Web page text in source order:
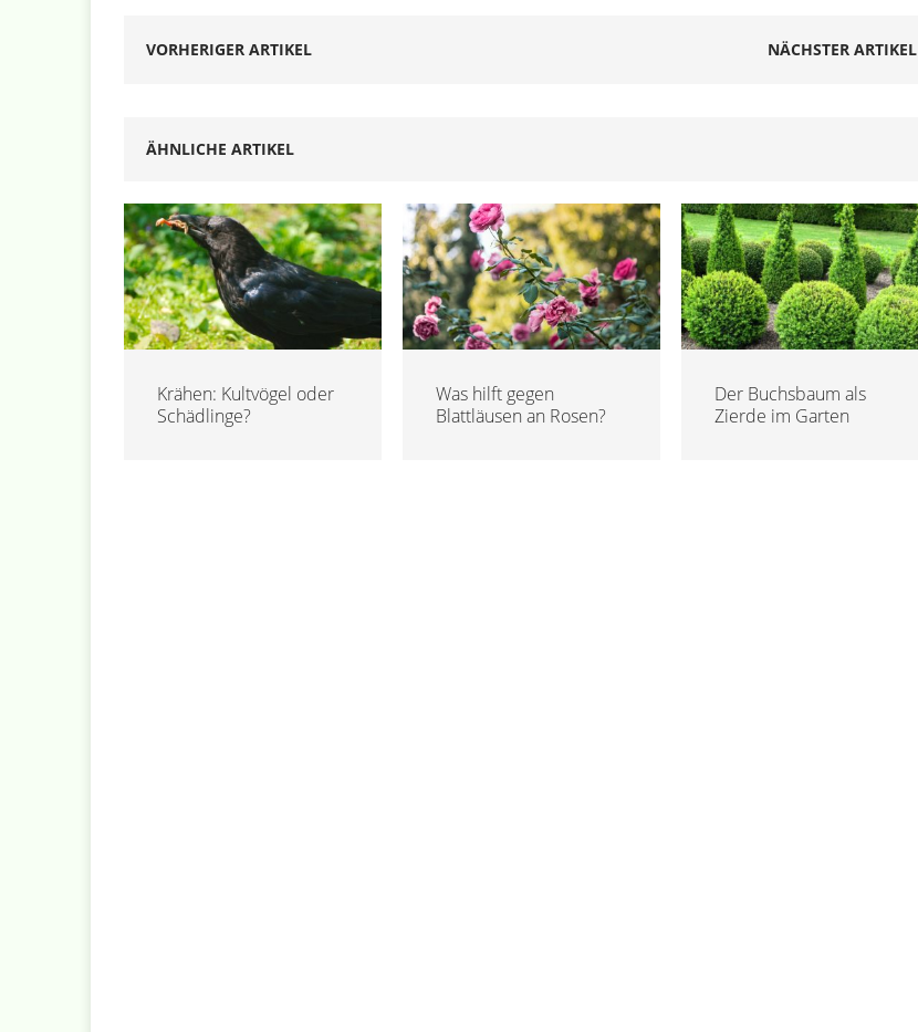
VORHERIGER ARTIKEL NÄCHSTER ARTIKEL
ÄHNLICHE ARTIKEL
Krähen: Kultvögel oder
Schädlinge?
Was hilft gegen
Blattläusen an Rosen?
Der Buchsbaum als
Zierde im Garten